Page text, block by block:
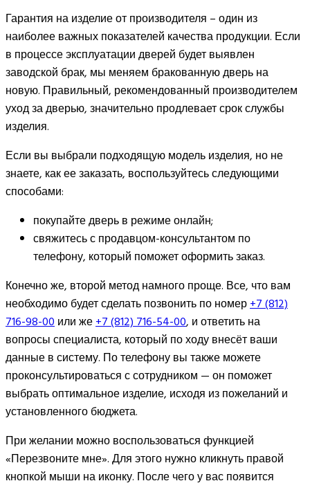
Гарантия на изделие от производителя – один из
наиболее важных показателей качества продукции. Если
в процессе эксплуатации дверей будет выявлен
заводской брак, мы меняем бракованную дверь на
новую. Правильный, рекомендованный производителем
уход за дверью, значительно продлевает срок службы
изделия.
Если вы выбрали подходящую модель изделия, но не
знаете, как ее заказать, воспользуйтесь следующими
способами:
покупайте дверь в режиме онлайн;
свяжитесь с продавцом-консультантом по
телефону, который поможет оформить заказ.
Конечно же, второй метод намного проще. Все, что вам
необходимо будет сделать позвонить по номер+7 (812)
716-98-00или же+7 (812) 716-54-00, и ответить на
вопросы специалиста, который по ходу внесёт ваши
данные в систему. По телефону вы также можете
проконсультироваться с сотрудником — он поможет
выбрать оптимальное изделие, исходя из пожеланий и
установленного бюджета.
При желании можно воспользоваться функцией
«Перезвоните мне». Для этого нужно кликнуть правой
кнопкой мыши на иконку. После чего у вас появится